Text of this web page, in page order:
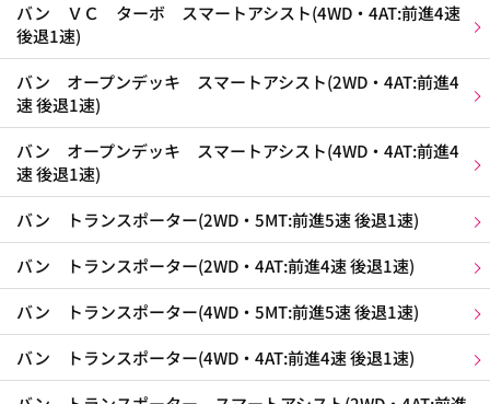
バン ＶＣ ターボ スマートアシスト(4WD・4AT:前進4速
後退1速)
バン オープンデッキ スマートアシスト(2WD・4AT:前進4
速 後退1速)
バン オープンデッキ スマートアシスト(4WD・4AT:前進4
速 後退1速)
バン トランスポーター(2WD・5MT:前進5速 後退1速)
バン トランスポーター(2WD・4AT:前進4速 後退1速)
バン トランスポーター(4WD・5MT:前進5速 後退1速)
バン トランスポーター(4WD・4AT:前進4速 後退1速)